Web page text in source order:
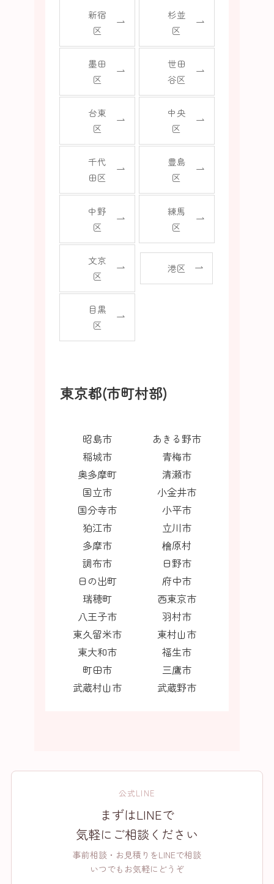
新宿
区
杉並
区
墨田
区
世田
谷区
台東
区
中央
区
千代
田区
豊島
区
中野
区
練馬
区
文京
区
港区
目黒
区
東京都(市町村部)
昭島市
あきる野市
稲城市
青梅市
奥多摩町
清瀬市
国立市
小金井市
国分寺市
小平市
狛江市
立川市
多摩市
檜原村
調布市
日野市
日の出町
府中市
瑞穂町
西東京市
八王子市
羽村市
東久留米市
東村山市
東大和市
福生市
町田市
三鷹市
武蔵村山市
武蔵野市
公式LINE
まずはLINEで
気軽にご相談ください
事前相談・お見積りをLINEで相談
いつでもお気軽にどうぞ